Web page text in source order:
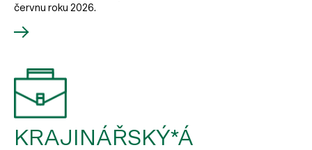
červnu roku 2026.
KRAJINÁŘSKÝ*Á